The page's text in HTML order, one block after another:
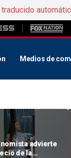
Medios de
advierte
de la